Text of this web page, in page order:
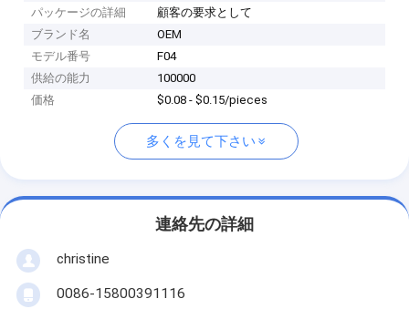
パッケージの詳細
顧客の要求として
ブランド名
OEM
モデル番号
F04
供給の能力
100000
価格
$0.08 - $0.15/pieces
多くを見て下さい
連絡先の詳細
christine
0086-15800391116